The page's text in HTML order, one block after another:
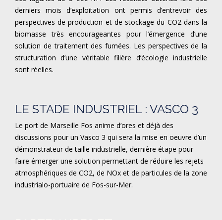
derniers mois d’exploitation ont permis d’entrevoir des
perspectives de production et de stockage du CO2 dans la
biomasse très encourageantes pour l’émergence d’une
solution de traitement des fumées. Les perspectives de la
structuration d’une véritable filière d’écologie industrielle
sont réelles.
LE STADE INDUSTRIEL : VASCO 3
Le port de Marseille Fos anime d’ores et déjà des
discussions pour un Vasco 3 qui sera la mise en oeuvre d’un
démonstrateur de taille industrielle, dernière étape pour
faire émerger une solution permettant de réduire les rejets
atmosphériques de CO2, de NOx et de particules de la zone
industrialo-portuaire de Fos-sur-Mer.